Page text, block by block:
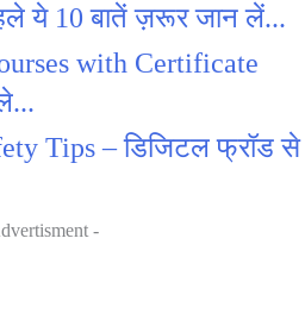
ये 10 बातें ज़रूर जान लें...
with Certificate
Tips – डिजिटल फ्रॉड से
-